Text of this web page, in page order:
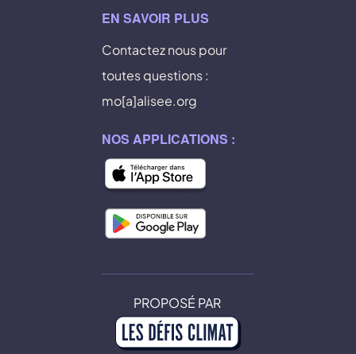
EN SAVOIR PLUS
Contactez nous pour
toutes questions :
mo[a]alisee.org
NOS APPLICATIONS :
PROPOSÉ PAR